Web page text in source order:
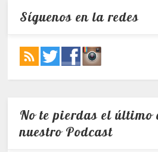
Síguenos en la redes
No te pierdas el último
nuestro Podcast